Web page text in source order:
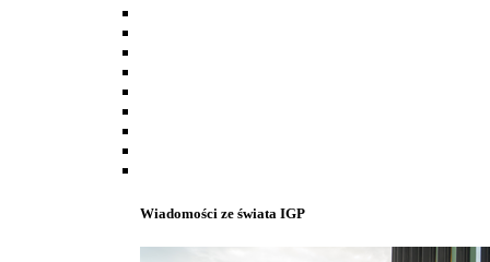
Wiadomości ze świata IGP